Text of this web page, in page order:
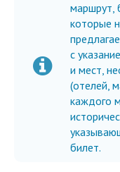
маршрут,
которые
с
и мест,
(отелей,
каждого
билет.